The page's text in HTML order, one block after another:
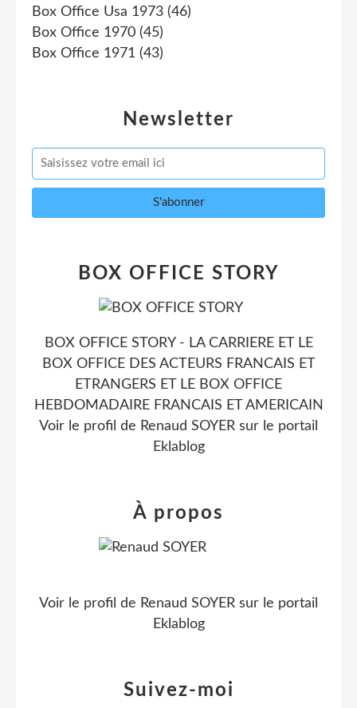
Newsletter
Box Office Usa 1973 (46)
Box Office 1970 (45)
Box Office 1971 (43)
BOX OFFICE STORY
BOX OFFICE STORY - LA CARRIERE ET LE
BOX OFFICE DES ACTEURS FRANCAIS ET
ETRANGERS ET LE BOX OFFICE
HEBDOMADAIRE FRANCAIS ET AMERICAIN
Voir le profil de Renaud SOYER sur le portail
Eklablog
Suivez-moi
À propos
Voir le profil de Renaud SOYER sur le portail
Eklablog